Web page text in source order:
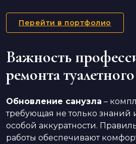
Перейти в портфолио
Важность
ремонта
Обновление санузла –
требующая не только знаний
особой аккуратности.
работы обеспечивают